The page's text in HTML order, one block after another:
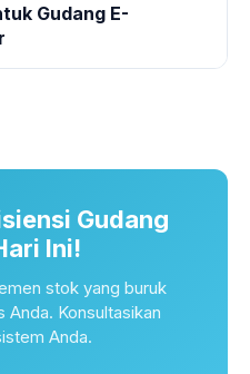
Gudang E-
Gudang
Ini!
stok yang buruk
Konsultasikan
Anda.